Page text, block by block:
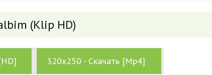
(Klip HD)
320x250 - Скачать [Mp4]